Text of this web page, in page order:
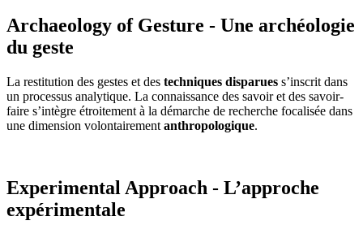
Archaeology of Gesture - Une archéologie
du geste
La restitution des gestes et des techniques disparues s’inscrit dans
un processus analytique. La connaissance des savoir et des savoir-
faire s’intègre étroitement à la démarche de recherche focalisée dans
une dimension volontairement anthropologique.
Experimental Approach - L’approche
expérimentale